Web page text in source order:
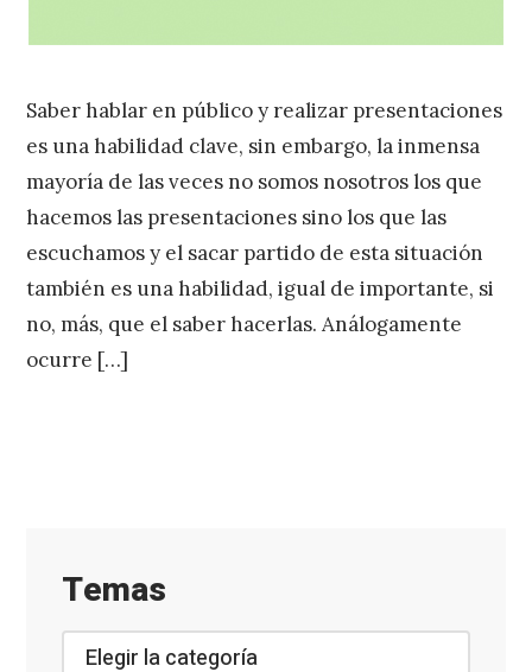
Saber hablar en público y realizar presentaciones
es una habilidad clave, sin embargo, la inmensa
mayoría de las veces no somos nosotros los que
hacemos las presentaciones sino los que las
escuchamos y el sacar partido de esta situación
también es una habilidad, igual de importante, si
no, más, que el saber hacerlas. Análogamente
ocurre […]
Temas
Temas